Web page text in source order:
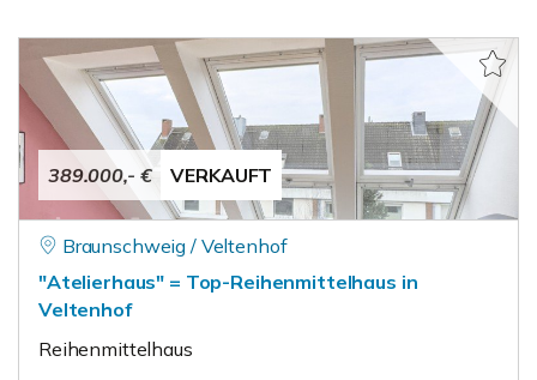
389.000,- € VERKAUFT
Braunschweig / Veltenhof
"Atelierhaus" = Top-Reihenmittelhaus in
Veltenhof
Reihenmittelhaus